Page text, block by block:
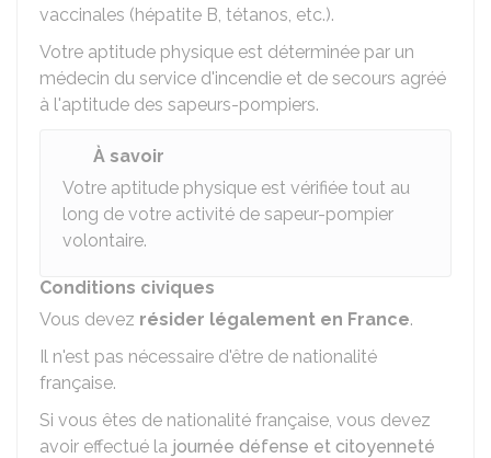
vaccinales (hépatite B, tétanos, etc.).
Votre aptitude physique est déterminée par un
médecin du service d'incendie et de secours agréé
à l'aptitude des sapeurs-pompiers.
À savoir
Votre aptitude physique est vérifiée tout au
long de votre activité de sapeur-pompier
volontaire.
Conditions civiques
Vous devez résider légalement en France.
Il n'est pas nécessaire d'être de nationalité
française.
Si vous êtes de nationalité française, vous devez
avoir effectué la journée défense et citoyenneté